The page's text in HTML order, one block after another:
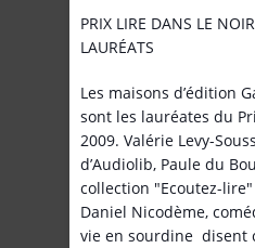
PRIX LIRE DANS LE
LAURÉATS
Les maisons d’édition
sont les lauréates du
2009. Valérie Levy-
d’Audiolib, Paule du
collection "Ecoutez-
Daniel Nicodème,
vie en sourdine disent